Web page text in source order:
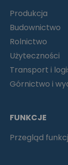
Produkcja
Budownictwo
Rolnictwo
Użyteczności
Transport i
Górnictwo i
FUNKCJE
Przegląd